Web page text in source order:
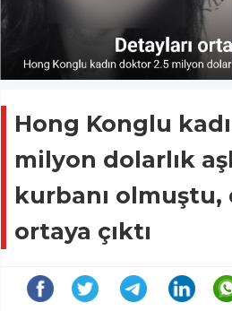
Hong Konglu
milyon dolarlık
kurbanı olmuştu,
ortaya çıktı